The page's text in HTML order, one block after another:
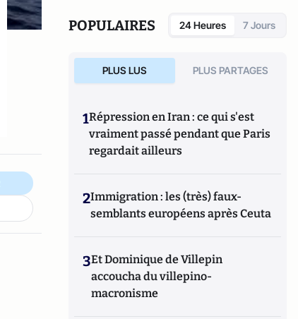
POPULAIRES 24 Heures 7 Jours
PLUS LUS PLUS PARTAGES
1Répression en Iran : ce qui s'est
vraiment passé pendant que Paris
regardait ailleurs
2Immigration : les (très) faux-
semblants européens après Ceuta
3Et Dominique de Villepin
accoucha du villepino-
macronisme